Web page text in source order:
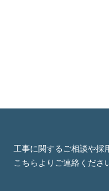
工事に関するご相談や採
こちらよりご連絡くださ